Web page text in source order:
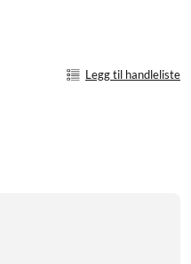
Legg til handleliste